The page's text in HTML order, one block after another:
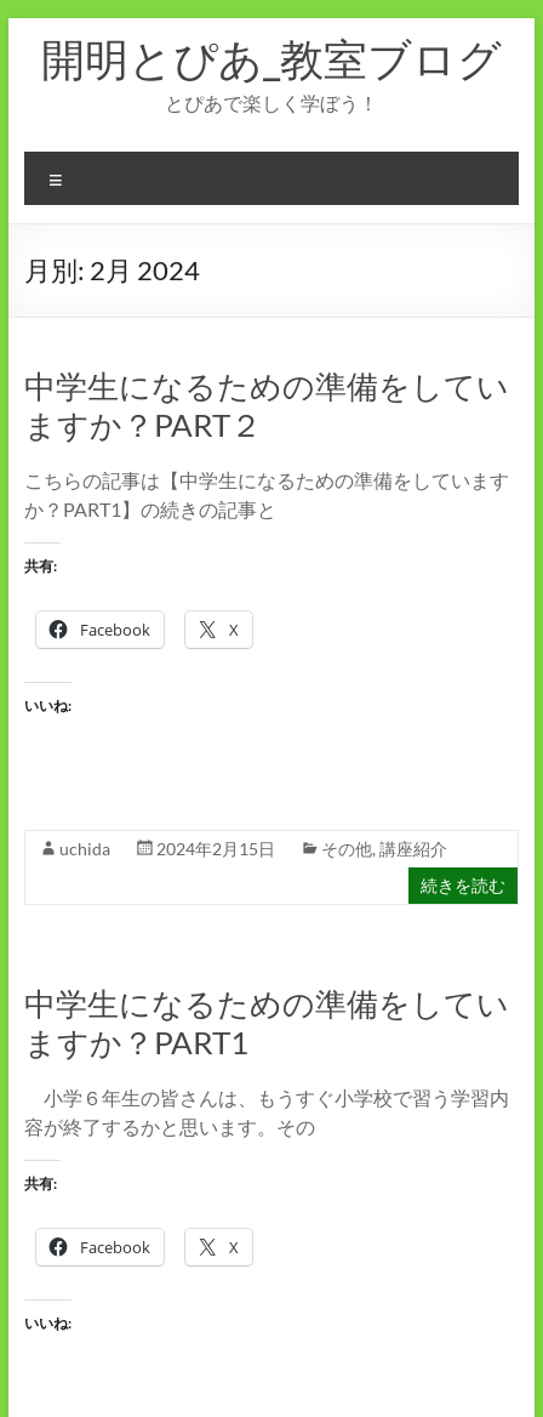
へ
開明とぴあ_教室ブログ
とぴあで楽しく学ぼう！
ニ
ー
月別: 2月 2024
中学生になるための準備をしてい
ますか？PART２
こちらの記事は【中学生になるための準備をしています
か？PART1】の続きの記事と
共有:
Facebook X
いいね:
uchida 2024年2月15日 その他, 講座紹介
続きを読む
中学生になるための準備をしてい
ますか？PART1
小学６年生の皆さんは、もうすぐ小学校で習う学習内
容が終了するかと思います。その
共有:
Facebook X
いいね: